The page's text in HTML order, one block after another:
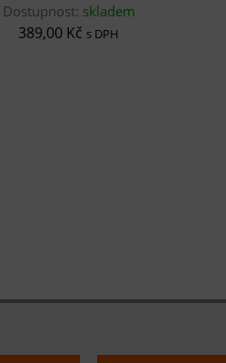
Dostupnost: skladem
389,00 Kč s DPH